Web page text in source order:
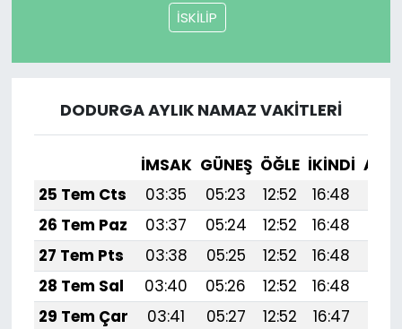
İSKİLİP
DODURGA AYLIK NAMAZ VAKITLERI
İMSAK GÜNEŞ ÖĞLE İKINDI
25 Tem Cts
03:35 05:23 12:52 16:48
26 Tem Paz
03:37 05:24 12:52 16:48
27 Tem Pts
03:38 05:25 12:52 16:48
28 Tem Sal
03:40 05:26 12:52 16:48
29 Tem Çar
03:41 05:27 12:52 16:47